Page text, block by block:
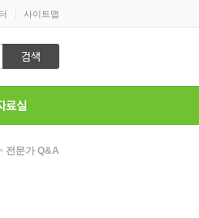
사이트맵
전문가 Q&A